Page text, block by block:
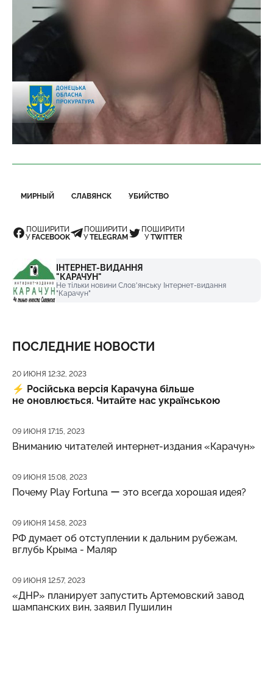
МИРНЫЙ СЛАВЯНСК УБИЙСТВО
ПОШИРИТИ
УFACEBOOK
ПОШИРИТИ
УTELEGRAM
ПОШИРИТИ
УTWITTER
ІНТЕРНЕТ-ВИДАННЯ
"КАРАЧУН"
Не тільки новини Слов'янську Інтернет-видання
"Карачун"
ПОСЛЕДНИЕ НОВОСТИ
Дата публикации
20 ИЮНЯ 12:32, 2023
⚡️ Російська версія Карачуна більше
не оновлюється. Читайте нас українською
Дата публикации
09 ИЮНЯ 17:15, 2023
Вниманию читателей интернет-издания «Карачун»
Дата публикации
09 ИЮНЯ 15:08, 2023
Почему Play Fortuna ー это всегда хорошая идея?
Дата публикации
09 ИЮНЯ 14:58, 2023
РФ думает об отступлении к дальним рубежам,
вглубь Крыма - Маляр
Дата публикации
09 ИЮНЯ 12:57, 2023
«ДНР» планирует запустить Артемовский завод
шампанских вин, заявил Пушилин